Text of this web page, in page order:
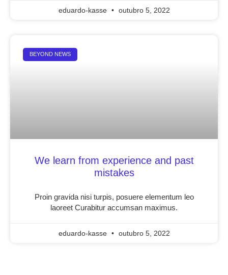
eduardo-kasse outubro 5, 2022
BEYOND NEWS
We learn from experience and past
mistakes
Proin gravida nisi turpis, posuere elementum leo
laoreet Curabitur accumsan maximus.
eduardo-kasse outubro 5, 2022